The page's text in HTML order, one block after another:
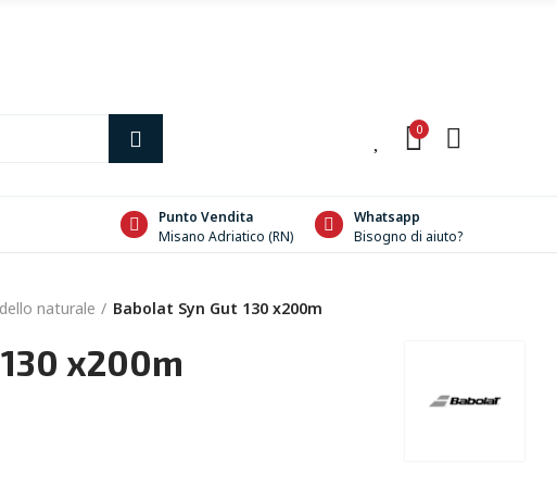
0
Punto Vendita
Misano Adriatico (RN)
Whatsapp
Bisogno di aiuto?
naturale Babolat Syn Gut 130 x200m
x200m